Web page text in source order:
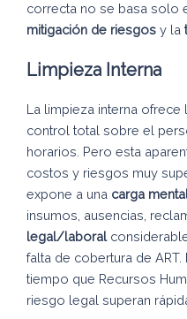
correcta no se basa solo
mitigación de riesgos y la
Limpieza Interna
La limpieza interna ofrece
control total sobre el
horarios. Pero esta
costos y riesgos muy
expone a una carga
insumos, ausencias,
legal/laboral
falta de cobertura de
tiempo que Recursos
riesgo legal superan